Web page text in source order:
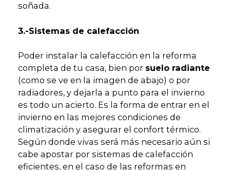
soñada.
3.-Sistemas de calefacción
Poder instalar la calefacción en la reforma
completa de tu casa, bien por suelo radiante
(como se ve en la imagen de abajo) o por
radiadores, y dejarla a punto para el invierno
es todo un acierto. Es la forma de entrar en el
invierno en las mejores condiciones de
climatización y asegurar el confort térmico.
Según donde vivas será más necesario aún si
cabe apostar por sistemas de calefacción
eficientes, en el caso de las reformas en